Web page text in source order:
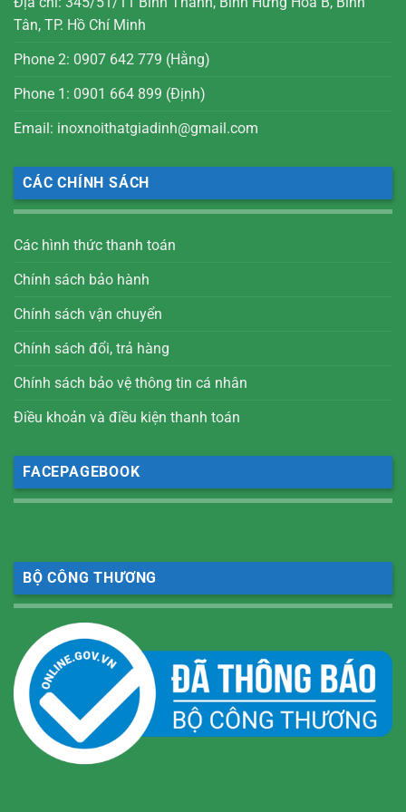
Tân, TP. Hồ Chí Minh
Phone 2: 0907 642 779 (Hằng)
Phone 1: 0901 664 899 (Định)
Email: inoxnoithatgiadinh@gmail.com
CÁC CHÍNH SÁCH
Các hình thức thanh toán
Chính sách bảo hành
Chính sách vận chuyển
Chính sách đổi, trả hàng
Chính sách bảo vệ thông tin cá nhân
Điều khoản và điều kiện thanh toán
FACEPAGEBOOK
BỘ CÔNG THƯƠNG